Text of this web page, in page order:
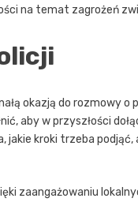
na temat zagrożeń
okazją do rozmowy o
aby w przyszłości
kroki trzeba podjąć,
zaangażowaniu